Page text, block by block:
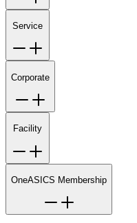
Service
Corporate
Facility
OneASICS Membership